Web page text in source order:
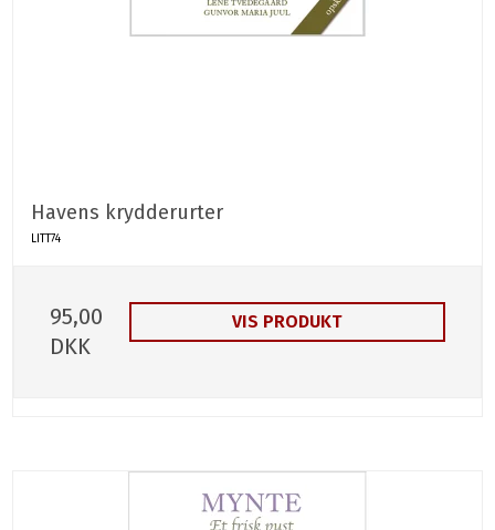
Havens krydderurter
LITT74
95,00
DKK
VIS PRODUKT